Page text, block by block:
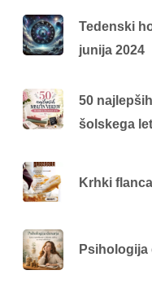
Tedenski
junija 2024
50
šolskega
Krhki
Psihologija